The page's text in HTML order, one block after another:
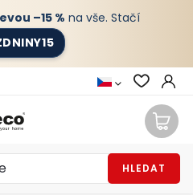
–15 % na vše. Stačí
HLEDAT